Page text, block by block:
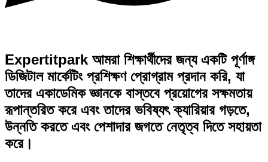
Expertitpark আমরা শিক্ষার্থীদের জন্য একটি পূর্ণাঙ্গ
ডিজিটাল মার্কেটিং প্রশিক্ষণ প্রোগ্রাম প্রদান করি, যা
তাদের একাডেমিক জ্ঞানকে বাস্তবে প্রয়োগের সক্ষমতায়
রূপান্তরিত করে এবং তাদের ভবিষ্যৎ ক্যারিয়ার গড়তে,
উন্নতি করতে এবং পেশাদার জগতে নেতৃত্ব দিতে সহায়তা
করে।